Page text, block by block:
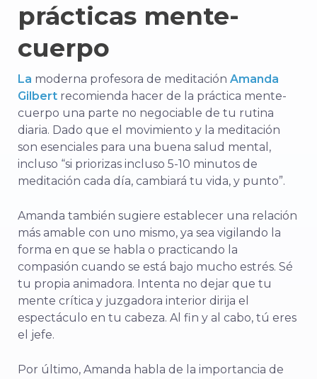
prácticas mente-
cuerpo
La moderna profesora de meditación Amanda
Gilbert recomienda hacer de la práctica mente-
cuerpo una parte no negociable de tu rutina
diaria. Dado que el movimiento y la meditación
son esenciales para una buena salud mental,
incluso “si priorizas incluso 5-10 minutos de
meditación cada día, cambiará tu vida, y punto”.
Amanda también sugiere establecer una relación
más amable con uno mismo, ya sea vigilando la
forma en que se habla o practicando la
compasión cuando se está bajo mucho estrés. Sé
tu propia animadora. Intenta no dejar que tu
mente crítica y juzgadora interior dirija el
espectáculo en tu cabeza. Al fin y al cabo, tú eres
el jefe.
Por último, Amanda habla de la importancia de